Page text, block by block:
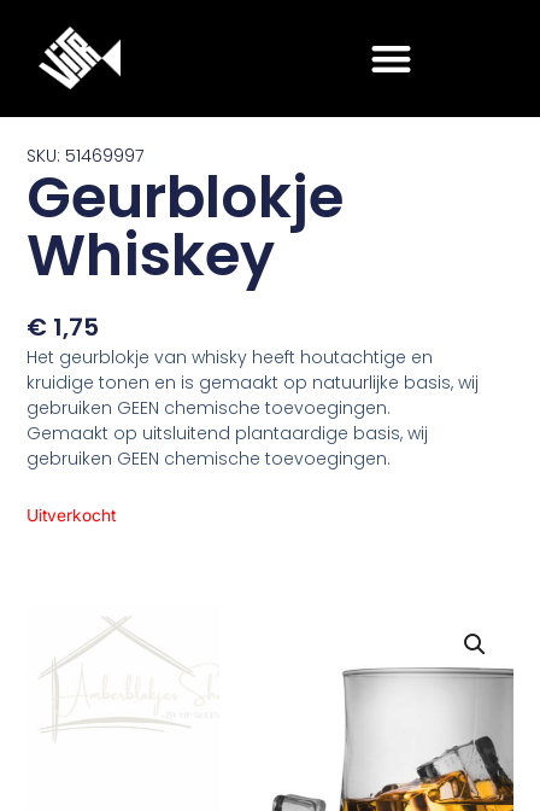
SKU: 51469997
Geurblokje
Whiskey
€ 1,75
Het geurblokje van whisky heeft houtachtige en
kruidige tonen en is gemaakt op natuurlijke basis, wij
gebruiken GEEN chemische toevoegingen.
Gemaakt op uitsluitend plantaardige basis, wij
gebruiken GEEN chemische toevoegingen.
Uitverkocht